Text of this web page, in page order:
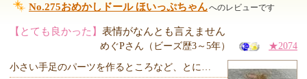
No.275おめかしドール ほいっぷちゃんへのレビューです
【とても良かった】 表情がなんとも言えません
めぐPさん（ビーズ歴3～5年） ★2074
小さい手足のパーツを作るところなど、とに…